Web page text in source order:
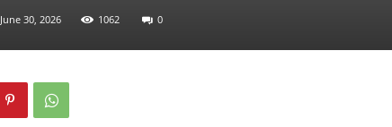
June 30, 2026 1062 0